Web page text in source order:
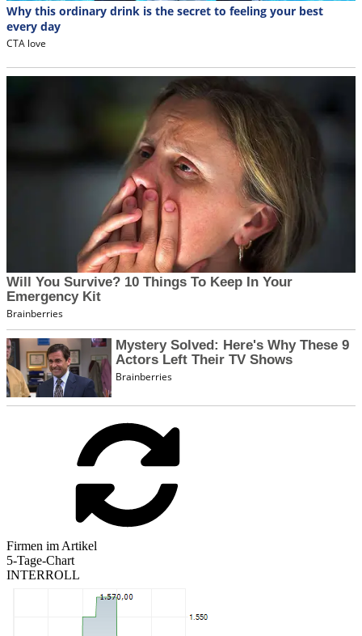
Firmen im Artikel
5-Tage-Chart
INTERROLL